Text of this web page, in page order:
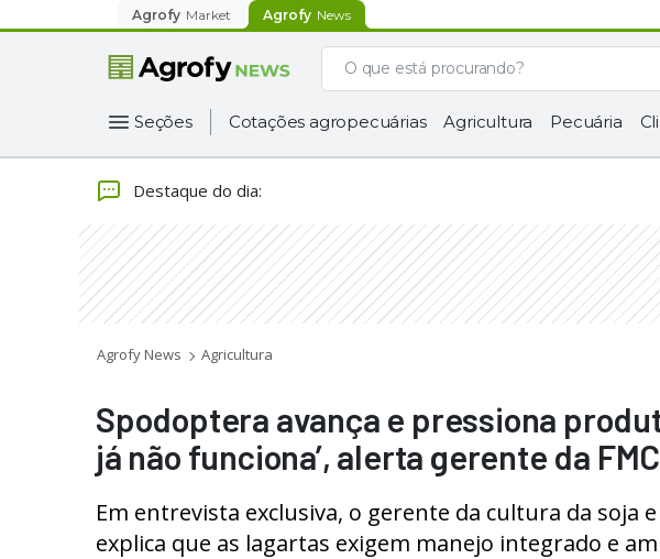
Agrofy Market Agrofy News
Seções Cotações agropecuárias Agricultura Pecuária
Destaque do dia:
Agrofy News Agricultura
Spodoptera avança e pressiona
já não funciona’, alerta gerente da FMC
Em entrevista exclusiva, o gerente da cultura da soja
explica que as lagartas exigem manejo integrado e